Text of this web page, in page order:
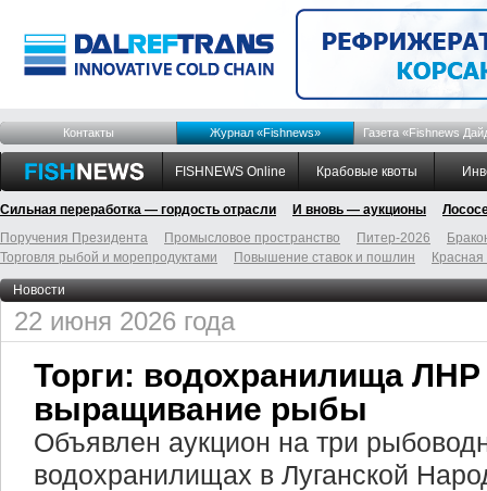
Контакты Журнал «Fishnews» Газета «Fishnews
FISHNEWS Online Крабовые квоты
Сильная переработка — гордость отрасли И вновь — аукционы
Поручения Президента
Промысловое пространство Питер-2026
Торговля рыбой и морепродуктами
Повышение ставок и пошлин
Новости
22 июня 2026 года
Торги: водохранилища
выращивание рыбы
Объявлен аукцион на три
водохранилищах в Луганской